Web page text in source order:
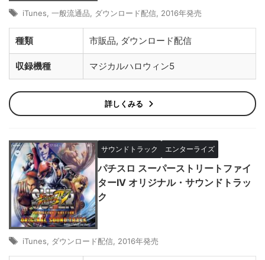
iTunes 一般流通品 ダウンロード配信 2016年発売
種類 市販品, ダウンロード配信
収録機種 マジカルハロウィン5
詳しくみる
サウンドトラック エンターライズ
パチスロ スーパーストリートファイ
ターIV オリジナル・サウンドトラッ
ク
iTunes ダウンロード配信 2016年発売